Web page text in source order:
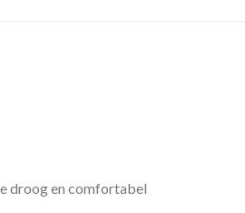
droog en comfortabel